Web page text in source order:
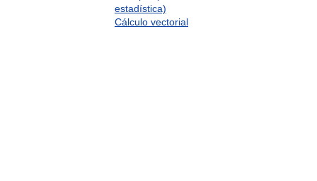
estadística)
Cálculo vectorial